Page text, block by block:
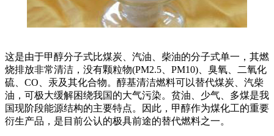
这是由于甲醇分子式比煤炭、汽油、柴油的分子式单一，其燃
烧排放非常清洁，没有颗粒物(PM2.5、PM10)、臭氧、二氧化
硫、CO、汞及其化合物。醇基清洁燃料可以替代煤炭、汽柴
油，可极大缓解困绕我国的大气污染。贫油、少气、多煤是我
国现阶段能源结构的主要特点。因此，甲醇作为煤化工的重要
衍生产品，是目前公认的极具前途的替代燃料之一。